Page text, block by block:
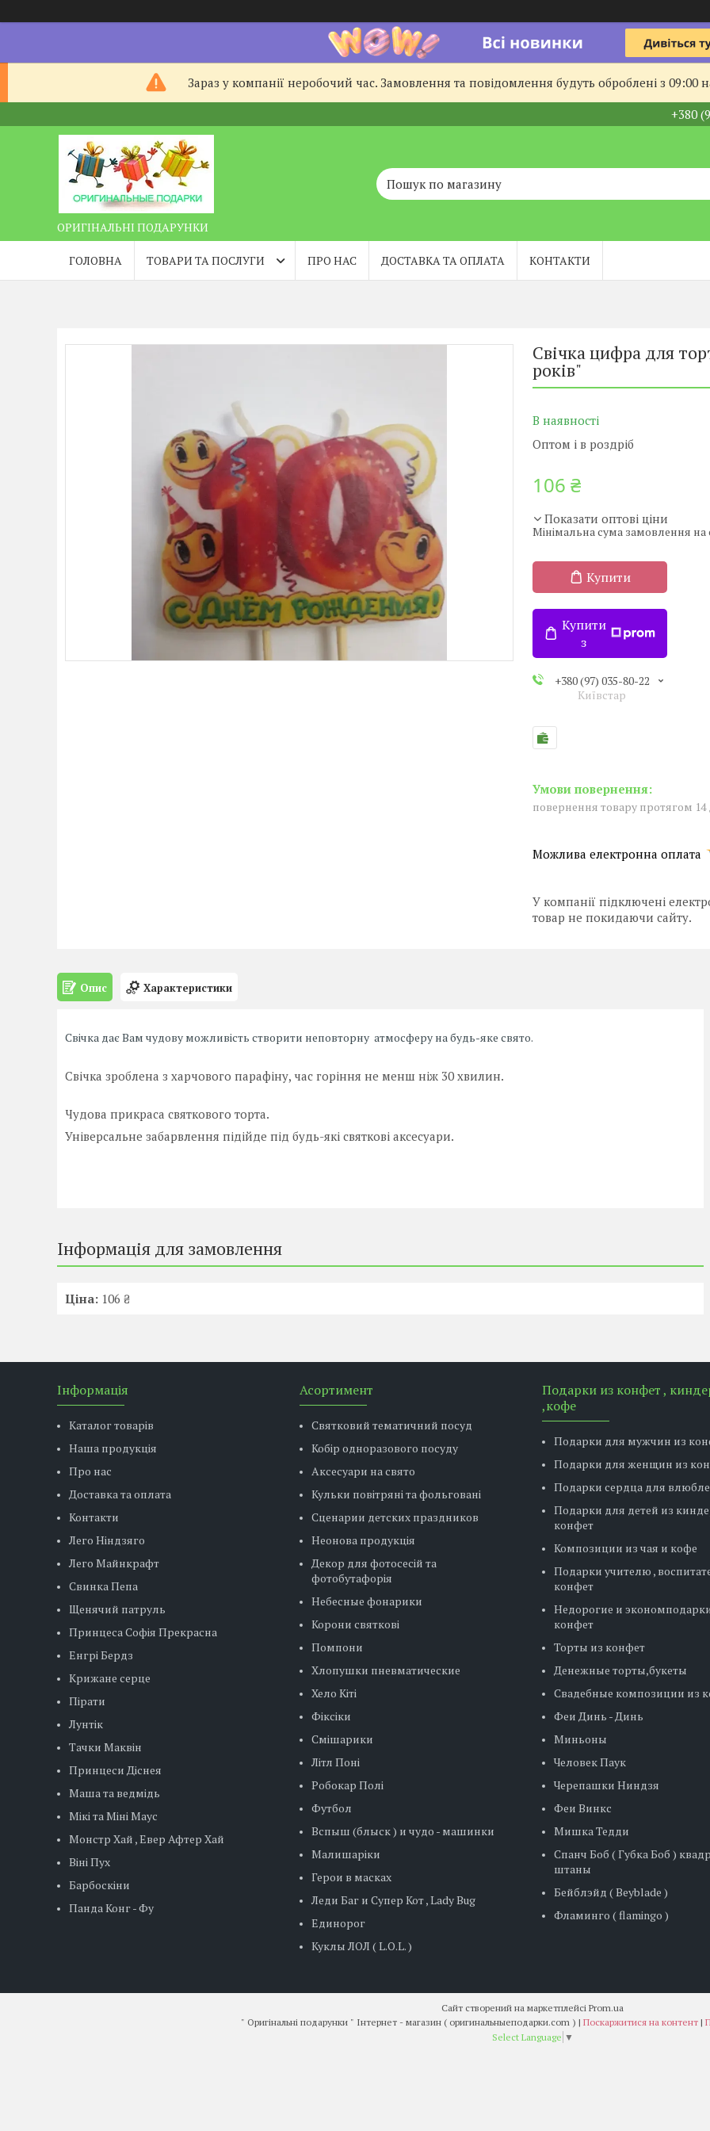
Зараз у компанії неробочий час. Замовлення та повідомлення будуть оброблені з 09:00
+380
ОРИГІНАЛЬНІ ПОДАРУНКИ
ГОЛОВНА ТОВАРИ ТА ПОСЛУГИ ПРО НАС ДОСТАВКА ТА ОПЛАТА КОНТАКТИ
Свічка цифра для
років"
В наявності
Оптом і в роздріб
106 ₴
Показати оптові ціни
Мінімальна сума замовлення на
Купити
Купити
з
+380 (97) 035-80-22
Київстар
повернення товару протягом 14
У компанії підключені
товар не покидаючи сайту.
Опис Характеристики
Свічка дає Вам чудову можливість створити неповторну атмосферу на будь-яке свято.
Свічка зроблена з харчового парафіну, час горіння не менш ніж 30 хвилин.
Чудова прикраса святкового торта.
Універсальне забарвлення підійде під будь-які святкові аксесуари.
Інформація для замовлення
Ціна: 106 ₴
Інформація
Каталог товарів
Наша продукція
Про нас
Доставка та оплата
Контакти
Лего Ніндзяго
Лего Майнкрафт
Свинка Пепа
Щенячий патруль
Принцеса Софія Прекрасна
Енгрі Бердз
Крижане серце
Пірати
Лунтік
Тачки Маквін
Принцеси Діснея
Маша та ведмідь
Мікі та Міні Маус
Монстр Хай , Евер Афтер Хай
Віні Пух
Барбоскіни
Панда Конг - Фу
Асортимент
Святковий тематичний посуд
Кобір одноразового посуду
Аксесуари на свято
Кульки повітряні та фольговані
Сценарии детских праздников
Неонова продукція
Декор для фотосесій та
фотобутафорія
Небесные фонарики
Корони святкові
Помпони
Хлопушки пневматические
Хело Кіті
Фіксіки
Смішарики
Літл Поні
Робокар Полі
Футбол
Вспыш (блыск ) и чудо - машинки
Малишаріки
Герои в масках
Леди Баг и Супер Кот , Lady Bug
Единорог
Куклы ЛОЛ ( L.O.L. )
Подарки из конфет ,
,кофе
Подарки для мужчин из
Подарки для женщин из
Подарки сердца для
Подарки для детей из
конфет
Композиции из чая и кофе
Подарки учителю ,
конфет
Недорогие и
конфет
Торты из конфет
Денежные торты,букеты
Свадебные композиции из
Феи Динь - Динь
Миньоны
Человек Паук
Черепашки Ниндзя
Феи Винкс
Мишка Тедди
Спанч Боб ( Губка Боб )
штаны
Бейблэйд ( Beyblade )
Фламинго ( flamingo )
Сайт створений на маркетплейсі Prom.ua
" Оригінальні подарунки " Інтернет - магазин ( оригинальныеподарки.com ) | Поскаржитися на контент |
Select Language ▼